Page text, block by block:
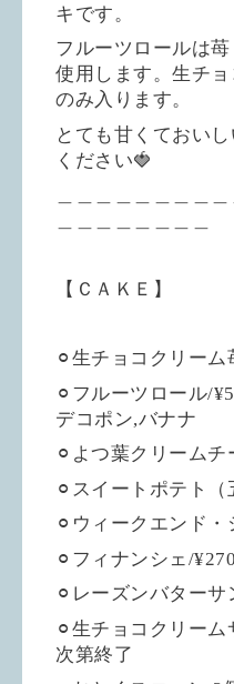
キです。
フルーツロールは
使用します。生チ
のみ入ります。
とても甘くておい
ください🍓
【ＣＡＫＥ】
⚪︎生チョコクリー
⚪︎フルーツロール/
デコポン,バナナ
⚪︎よつ葉クリーム
⚪︎スイートポテト
⚪︎ウィークエンド
⚪︎フィナンシェ/¥270
⚪︎レーズンバター
⚪︎生チョコクリー
次第終了